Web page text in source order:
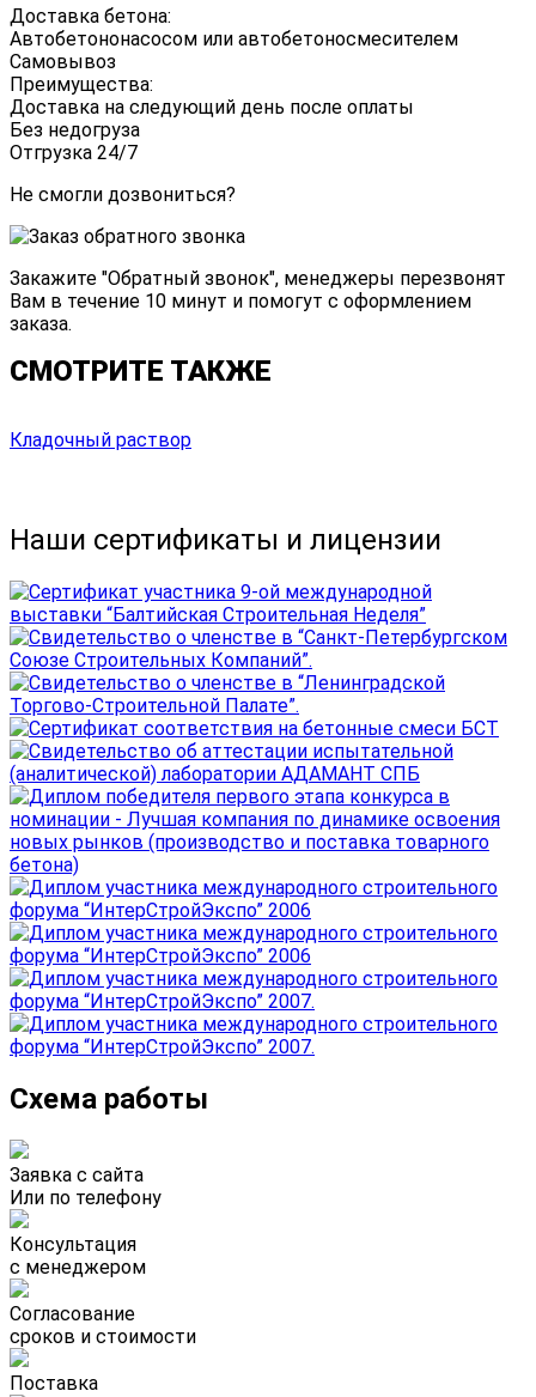
Доставка бетона:
Автобетононасосом или автобетоносмесителем
Самовывоз
Преимущества:
Доставка на следующий день после оплаты
Без недогруза
Отгрузка 24/7
Не смогли дозвониться?
Закажите "Обратный звонок", менеджеры перезвонят
Вам в течение 10 минут и помогут с оформлением
заказа.
СМОТРИТЕ ТАКЖЕ
Кладочный раствор
Наши сертификаты и лицензии
Схема работы
Заявка с сайта
Или по телефону
Консультация
с менеджером
Согласование
сроков и стоимости
Поставка